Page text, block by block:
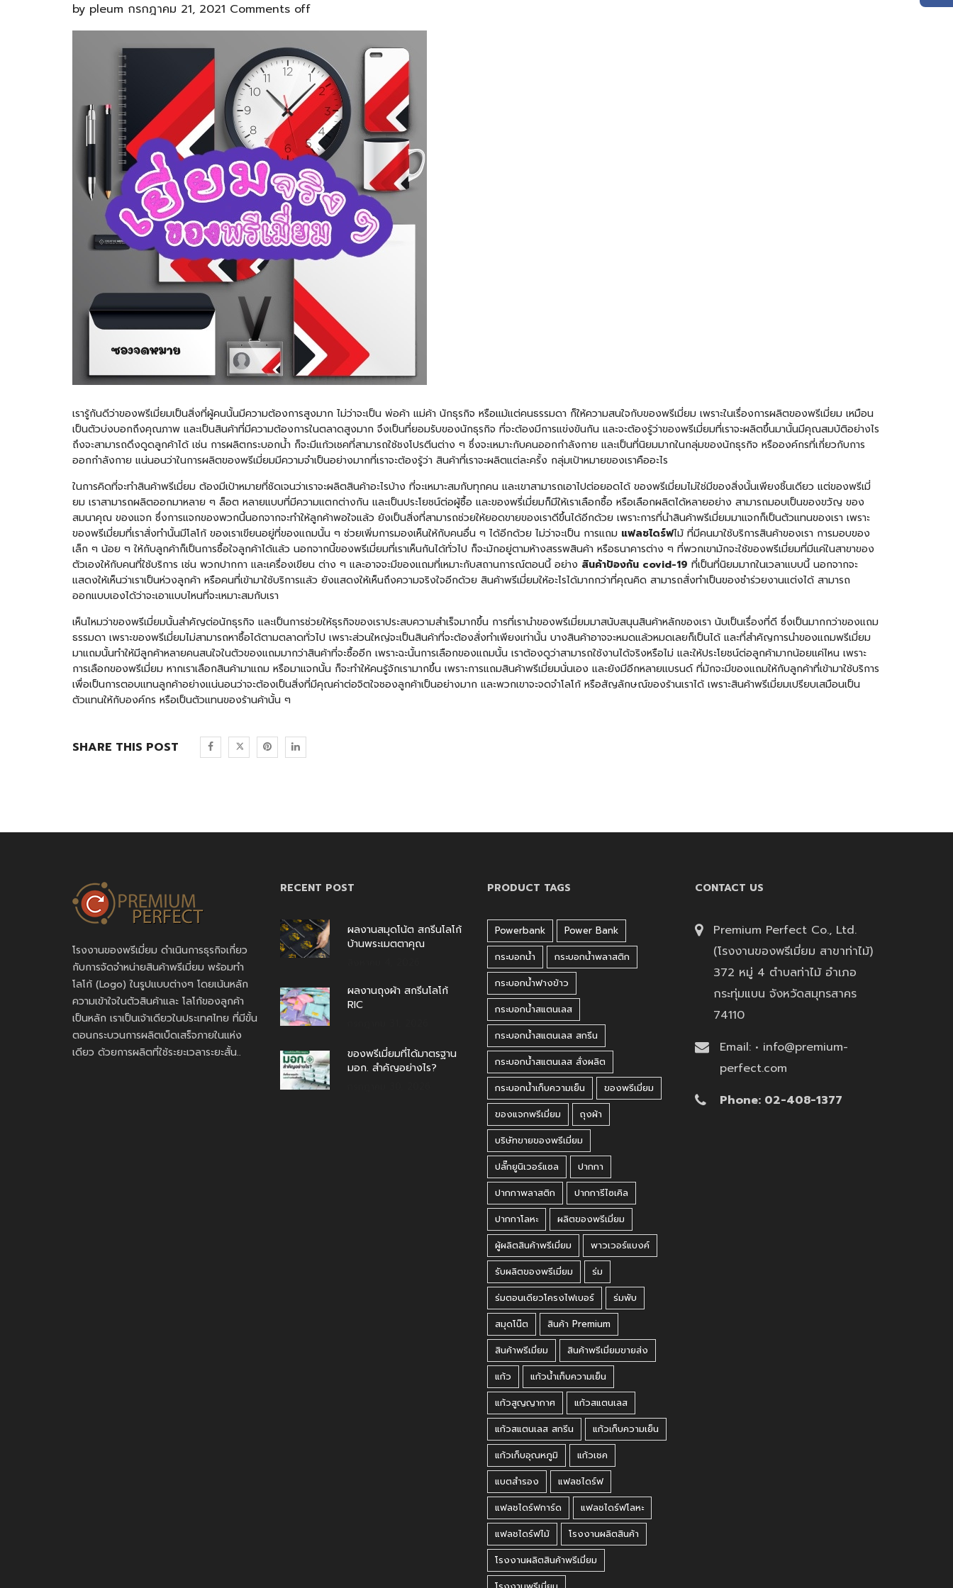
by pleum กรกฎาคม 21, 2021 Comments off
เรารู้กันดีว่าของพรีเมี่ยมเป็นสิ่งที่ผู้คนนั้นมีความต้องการสูงมาก ไม่ว่าจะเป็น พ่อค้า แม่ค้า นักธุรกิจ หรือแม้แต่คนธรรมดา ก็ให้ความสนใจกับของพรีเมี่ยม เพราะในเรื่องการผลิตของพรีเมี่ยม เหมือน
เป็นตัวบ่งบอกถึงคุณภาพ และเป็นสินค้าที่มีความต้องการในตลาดสูงมาก จึงเป็นที่ยอมรับของนักธุรกิจ ที่จะต้องมีการแข่งขันกัน และจะต้องรู้ว่าของพรีเมี่ยมที่เราจะผลิตขึ้นมานั้นมีคุณสมบัติอย่างไร
ถึงจะสามารถดึงดูดลูกค้าได้ เช่น การผลิตกระบอกน้ำ ก็จะมีแก้วเชคที่สามารถใช้ชงโปรตีนต่าง ๆ ซึ่งจะเหมาะกับคนออกกำลังกาย และเป็นที่นิยมมากในกลุ่มของนักธุรกิจ หรือองค์กรที่เกี่ยวกับการ
ออกกำลังกาย แน่นอนว่าในการผลิตของพรีเมี่ยมมีความจำเป็นอย่างมากที่เราจะต้องรู้ว่า สินค้าที่เราจะผลิตแต่ละครั้ง กลุ่มเป้าหมายของเราคืออะไร
ในการคิดที่จะทำสินค้าพรีเมี่ยม ต้องมีเป้าหมายที่ชัดเจนว่าเราจะผลิตสินค้าอะไรบ้าง ที่จะเหมาะสมกับทุกคน และเขาสามารถเอาไปต่อยอดได้ ของพรีเมี่ยมไม่ใช่มีของสิ่งนั้นเพียงชิ้นเดียว แต่ของพรีเมี่
ยม เราสามารถผลิตออกมาหลาย ๆ ล็อต หลายแบบที่มีความแตกต่างกัน และเป็นประโยชน์ต่อผู้ซื้อ และของพรี่เมี่ยมก็มีให้เราเลือกซื้อ หรือเลือกผลิตได้หลายอย่าง สามารถมอบเป็นของขวัญ ของ
สมนาคุณ ของแจก ซึ่งการแจกของพวกนี้นอกจากจะทำให้ลูกค้าพอใจแล้ว ยังเป็นสิ่งที่สามารถช่วยให้ยอดขายของเราดีขึ้นได้อีกด้วย เพราะการที่นำสินค้าพรีเมี่ยมมาแจกก็เป็นตัวแทนของเรา เพราะ
ของพรีเมี่ยมที่เราสั่งทำนั้นมีโลโก้ ของเราเขียนอยู่ที่ของแถมนั้น ๆ ช่วยเพิ่มการมองเห็นให้กับคนอื่น ๆ ได้อีกด้วย ไม่ว่าจะเป็น การแถม แฟลชไดร์ฟไม้ ที่มีคนมาใช้บริการสินค้าของเรา การมอบของ
เล็ก ๆ น้อย ๆ ให้กับลูกค้าก็เป็นการซื้อใจลูกค้าได้แล้ว นอกจากนี้ของพรีเมี่ยมที่เราเห็นกันได้ทั่วไป ก็จะมักอยู่ตามห้างสรรพสินค้า หรือธนาคารต่าง ๆ ที่พวกเขามักจะใช้ของพรีเมี่ยมที่มีแค่ในสาขาของ
ตัวเองให้กับคนที่ใช้บริการ เช่น พวกปากกา และเครื่องเขียน ต่าง ๆ และอาจจะมีของแถมที่เหมาะกับสถานการณ์ตอนนี้ อย่าง สินค้าป้องกัน covid-19 ที่เป็นที่นิยมมากในเวลาแบบนี้ นอกจากจะ
แสดงให้เห็นว่าเราเป็นห่วงลูกค้า หรือคนที่เข้ามาใช้บริการแล้ว ยังแสดงให้เห็นถึงความจริงใจอีกด้วย สินค้าพรีเมี่ยมให้อะไรได้มากกว่าที่คุณคิด สามารถสั่งทำเป็นของชำร่วยงานแต่งได้ สามารถ
ออกแบบเองได้ว่าจะเอาแบบไหนที่จะเหมาะสมกับเรา
เห็นไหมว่าของพรีเมี่ยมนั้นสำคัญต่อนักธุรกิจ และเป็นการช่วยให้ธุรกิจของเราประสบความสำเร็จมากขึ้น การที่เรานำของพรีเมี่ยมมาสนับสนุนสินค้าหลักของเรา นับเป็นเรื่องที่ดี ซึ่งเป็นมากกว่าของแถม
ธรรมดา เพราะของพรีเมี่ยมไม่สามารถหาซื้อได้ตามตลาดทั่วไป เพราะส่วนใหญ่จะเป็นสินค้าที่จะต้องสั่งทำเพียงเท่านั้น บางสินค้าอาจจะหมดแล้วหมดเลยก็เป็นได้ และที่สำคัญการนำของแถมพรีเมี่ยม
มาแถมนั้นทำให้มีลูกค้าหลายคนสนใจในตัวของแถมมากว่าสินค้าที่จะซื้ออีก เพราะฉะนั้นการเลือกของแถมนั้น เราต้องดูว่าสามารถใช้งานได้จริงหรือไม่ และให้ประโยชน์ต่อลูกค้ามากน้อยแค่ไหน เพราะ
การเลือกของพรีเมี่ยม หากเราเลือกสินค้ามาแถม หรือมาแจกนั้น ก็จะทำให้คนรู้จักเรามากขึ้น เพราะการแถมสินค้าพรีเมี่ยมนั่นเอง และยังมีอีกหลายแบรนด์ ที่มักจะมีของแถมให้กับลูกค้าที่เข้ามาใช้บริการ
เพื่อเป็นการตอบแทนลูกค้าอย่างแน่นอนว่าจะต้องเป็นสิ่งที่มีคุณค่าต่อจิตใจชองลูกค้าเป็นอย่างมาก และพวกเขาจะจดจำโลโก้ หรือสัญลักษณ์ของร้านเราได้ เพราะสินค้าพรีเมี่ยมเปรียบเสมือนเป็น
ตัวแทนให้กับองค์กร หรือเป็นตัวแทนของร้านค้านั้น ๆ
SHARE THIS POST
โรงงานของพรีเมี่ยม ดำเนินการธุรกิจเกี่ยว
กับการจัดจำหน่ายสินค้าพรีเมี่ยม พร้อมทำ
โลโก้ (Logo) ในรูปแบบต่างๆ โดยเน้นหลัก
ความเข้าใจในตัวสินค้าและ โลโก้ของลูกค้า
เป็นหลัก เราเป็นเจ้าเดียวในประเทศไทย ที่มีขั้น
ตอนกระบวนการผลิตเบ็ดเสร็จภายในแห่ง
เดียว ด้วยการผลิตที่ใช้ระยะเวลาระยะสั้น..
RECENT POST
ผลงานสมุดโน้ต สกรีนโลโก้
บ้านพระเมตตาคุณ
ผลงานถุงผ้า สกรีนโลโก้
RIC
ของพรีเมี่ยมที่ได้มาตรฐาน
มอก. สำคัญอย่างไร?
PRODUCT TAGS
Powerbank
Power Bank
กระบอกน้ำ
กระบอกน้ำพลาสติก
กระบอกน้ำฟางข้าว
กระบอกน้ำสแตนเลส
กระบอกน้ำสแตนเลส สกรีน
กระบอกน้ำสแตนเลส สั่งผลิต
กระบอกน้ำเก็บความเย็น
ของพรีเมี่ยม
ของแจกพรีเมี่ยม
ถุงผ้า
บริษัทขายของพรีเมี่ยม
ปลั๊กยูนิเวอร์แซล
ปากกา
ปากกาพลาสติก
ปากการีไซเคิล
ปากกาโลหะ
ผลิตของพรีเมี่ยม
ผู้ผลิตสินค้าพรีเมี่ยม
พาวเวอร์แบงค์
รับผลิตของพรีเมี่ยม
ร่ม
ร่มตอนเดียวโครงไฟเบอร์
ร่มพับ
สมุดโน๊ต
สินค้า Premium
สินค้าพรีเมี่ยม
สินค้าพรีเมี่ยมขายส่ง
แก้ว
แก้วน้ำเก็บความเย็น
แก้วสูญญากาศ
แก้วสแตนเลส
แก้วสแตนเลส สกรีน
แก้วเก็บความเย็น
แก้วเก็บอุณหภูมิ
แก้วเชค
แบตสำรอง
แฟลชไดร์ฟ
แฟลชไดร์ฟการ์ด
แฟลชไดร์ฟโลหะ
แฟลชไดร์ฟไม้
โรงงานผลิตสินค้า
โรงงานผลิตสินค้าพรีเมี่ยม
CONTACT US
Premium Perfect Co., Ltd.
(โรงงานของพรีเมี่ยม สาขาท่าไม้)
372 หมู่ 4 ตำบลท่าไม้ อำเภอ
กระทุ่มแบน จังหวัดสมุทรสาคร
74110
Email: • info@premium-
perfect.com
Phone: 02-408-1377